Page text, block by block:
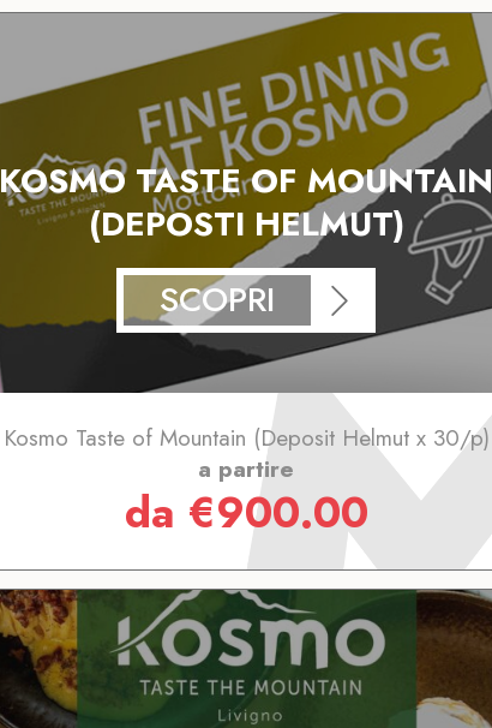
KOSMO TASTE OF MOUNTAIN
(DEPOSTI HELMUT)
SCOPRI
Kosmo Taste of Mountain (Deposit Helmut x 30/p)
a partire
da €900.00